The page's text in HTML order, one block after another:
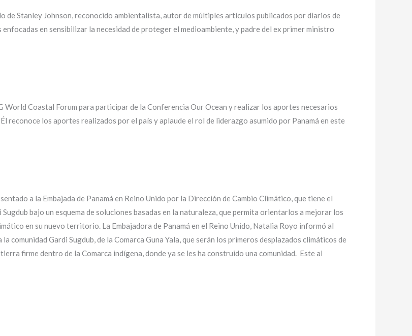
de Stanley Johnson, reconocido ambientalista, autor de múltiples artículos publicados por diarios de
en sensibilizar la necesidad de proteger el medioambiente, y padre del ex primer ministro
World Coastal Forum para participar de la Conferencia Our Ocean y realizar los aportes necesarios
reconoce los aportes realizados por el país y aplaude el rol de liderazgo asumido por Panamá en este
a la Embajada de Panamá en Reino Unido por la Dirección de Cambio Climático, que tiene el
bajo un esquema de soluciones basadas en la naturaleza, que permita orientarlos a mejorar los
en su nuevo territorio. La Embajadora de Panamá en el Reino Unido, Natalia Royo informó al
comunidad Gardi Sugdub, de la Comarca Guna Yala, que serán los primeros desplazados climáticos de
firme dentro de la Comarca indígena, donde ya se les ha construido una comunidad. Este al